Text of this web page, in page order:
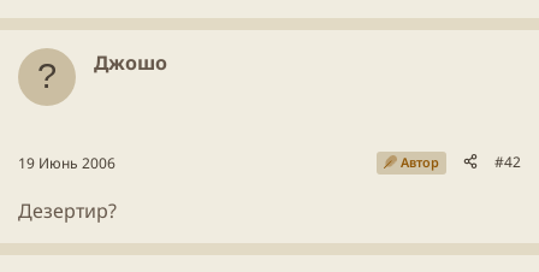
Джошо
19 Июнь 2006 Автор #42
Дезертир?